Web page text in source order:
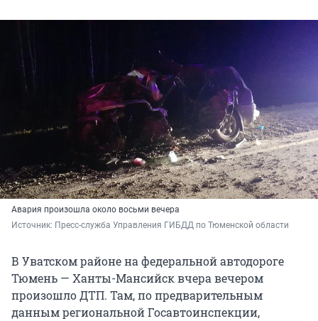
Авария произошла около восьми вечера
Источник: Пресс-служба Управления ГИБДД по Тюменской области
В Уватском районе на федеральной автодороге
Тюмень — Ханты-Мансийск вчера вечером
произошло ДТП. Там, по предварительным
данным региональной Госавтоинспекции,